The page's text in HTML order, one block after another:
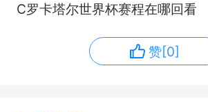
C罗卡塔尔世界杯赛程在哪回看
赞[0]